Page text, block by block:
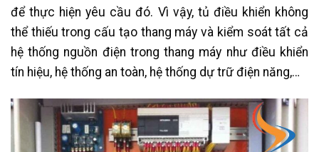
để thực hiện yêu cầu đó. Vì vậy, tủ điều khiển không
thể thiếu trong cấu tạo thang máy và kiểm soát tất cả
hệ thống nguồn điện trong thang máy như điều khiển
tín hiệu, hệ thống an toàn, hệ thống dự trữ điện năng,…